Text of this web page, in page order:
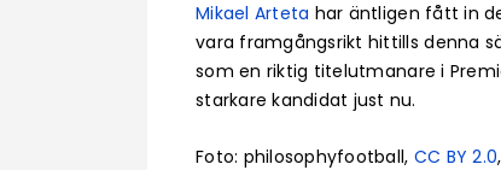
Mikael Arteta har äntligen fått in
vara framgångsrikt hittills denna
som en riktig titelutmanare i
starkare kandidat just nu.
Foto: philosophyfootball, CC BY 2.0